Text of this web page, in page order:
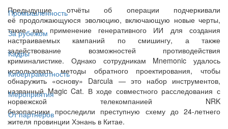
Промышленность
За рубежом
Кадры
Киберграмотность
Мероприятия
От партнёров
Предыдущие отчёты об операции подчеркивали
её продолжающуюся эволюцию, включающую новые черты,
такие как применение генеративного ИИ для создания
настраиваемых кампаний по смишингу, а также
задействование возможностей противодействия
криминалистике. Однако сотрудникам Mnemonic удалось
использовать методы обратного проектирования, чтобы
обнаружить «основу» Darcula — это набор инструментов,
названный Magic Cat. В ходе совместного расследования с
норвежской телекомпанией NRK
безопасники проследили преступную схему до 24-летнего
жителя провинции Хэнань в Китае.